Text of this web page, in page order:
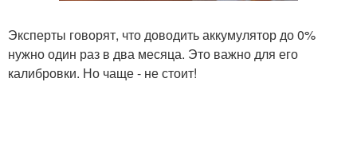
Эксперты говорят, что доводить аккумулятор до 0%
нужно один раз в два месяца. Это важно для его
калибровки. Но чаще - не стоит!